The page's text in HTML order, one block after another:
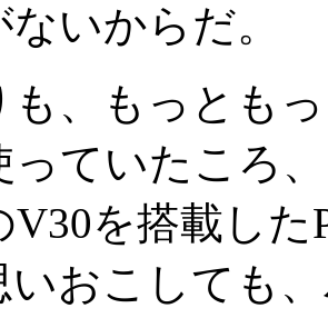
いからだ。
、もっとも
っていたころ
V30を搭載し
いおこしても